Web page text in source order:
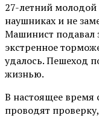
27-летний молодой
наушниках и не
Машинист подавал
экстренное
удалось. Пешеход
жизнью.
В настоящее время
проводят